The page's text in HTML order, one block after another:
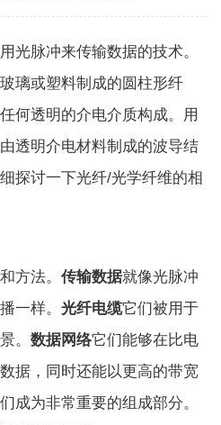
光脉冲来传输数据的技术。
璃或塑料制成的圆柱形纤
何透明的介电介质构成。用
透明介电材料制成的波导结
探讨一下光纤/光学纤维的相
方法。传输数据就像光脉冲
一样。光纤电缆它们被用于
。数据网络它们能够在比电
据，同时还能以更高的带宽
成为非常重要的组成部分。